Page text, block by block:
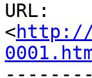
URL:
<http://